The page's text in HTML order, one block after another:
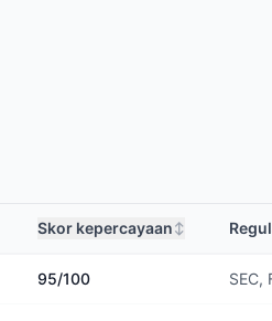
Skor kepercayaan ↕
95/100 SEC,